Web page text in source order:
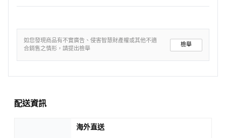
如您發現商品有不實廣告、侵害智慧財產權或其他不適
合銷售之情形，請提出檢舉
檢舉
配送資訊
海外直送